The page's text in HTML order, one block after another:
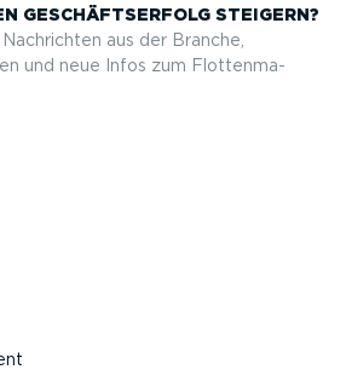
GESCHÄFTS­ERFOLG STEIGERN?
aus der Branche,
und neue Infos zum Flotten­ma­